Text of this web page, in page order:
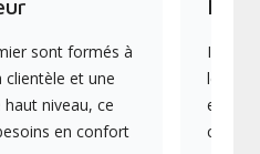
sont formés à
clientèle et une
haut niveau, ce
en confort
Ils
les
en